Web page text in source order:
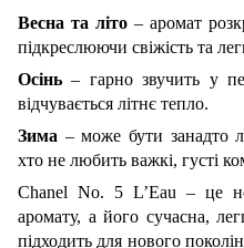
Весна та літо – аромат
підкреслюючи свіжість та
Осінь – гарно звучить у
відчувається літнє тепло.
Зима – може бути занадто
хто не любить важкі, густі
Chanel No. 5 L’Eau – це
аромату, а його сучасна,
підходить для нового